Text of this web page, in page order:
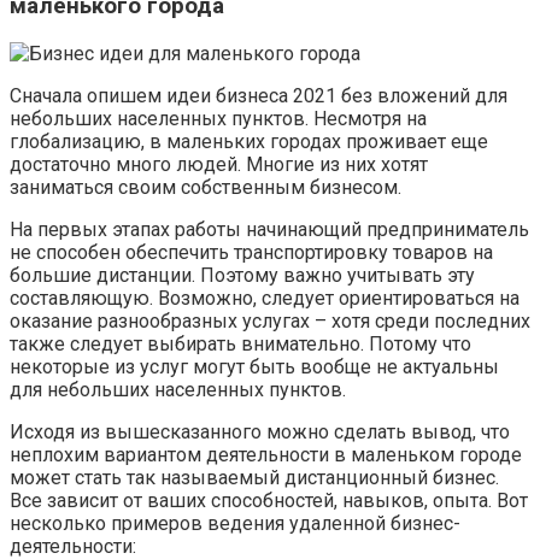
маленького города
Сначала опишем идеи бизнеса 2021 без вложений для
небольших населенных пунктов. Несмотря на
глобализацию, в маленьких городах проживает еще
достаточно много людей. Многие из них хотят
заниматься своим собственным бизнесом.
На первых этапах работы начинающий предприниматель
не способен обеспечить транспортировку товаров на
большие дистанции. Поэтому важно учитывать эту
составляющую. Возможно, следует ориентироваться на
оказание разнообразных услугах – хотя среди последних
также следует выбирать внимательно. Потому что
некоторые из услуг могут быть вообще не актуальны
для небольших населенных пунктов.
Исходя из вышесказанного можно сделать вывод, что
неплохим вариантом деятельности в маленьком городе
может стать так называемый дистанционный бизнес.
Все зависит от ваших способностей, навыков, опыта. Вот
несколько примеров ведения удаленной бизнес-
деятельности: